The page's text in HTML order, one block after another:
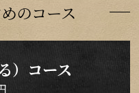
のコース
）コース